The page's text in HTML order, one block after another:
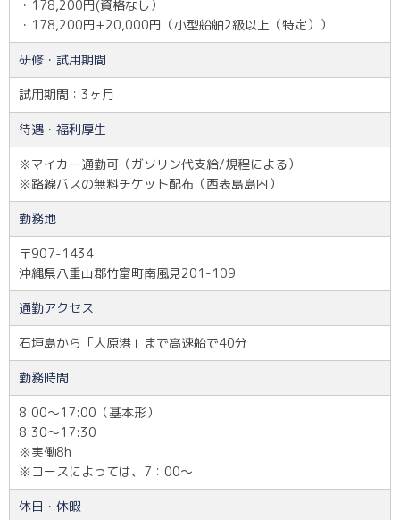
・178,200円(資格なし）
・178,200円+20,000円（小型船舶2級以上（特定））
研修・試用期間
試用期間：3ヶ月
待遇・福利厚生
※マイカー通勤可（ガソリン代支給/規程による）
※路線バスの無料チケット配布（西表島島内）
勤務地
〒907-1434
沖縄県八重山郡竹富町南風見201-109
通勤アクセス
石垣島から「大原港」まで高速船で40分
勤務時間
8:00～17:00（基本形）
8:30～17:30
※実働8h
※コースによっては、7：00～
休日・休暇